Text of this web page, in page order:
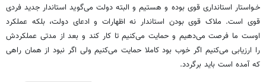
خـواستار استانداری قوی بوده و هستیم و البته دولت می‌گوید استاندار جدید فردی
قوی است. ملاک قوی بودن استاندار نه اظهارات و ادعای دولت، بلکه عملکرد
اوست ما فرصت می‌دهیم و حمایت می‌کنیم تا کار کند و بعد از مدتی عملکردش
را ارزیابی می‌کنیم اگر خوب بود کاملا حمایت می‌کنیم ولی اگر نبود از همان راهی
که آمده است باید برگردد.